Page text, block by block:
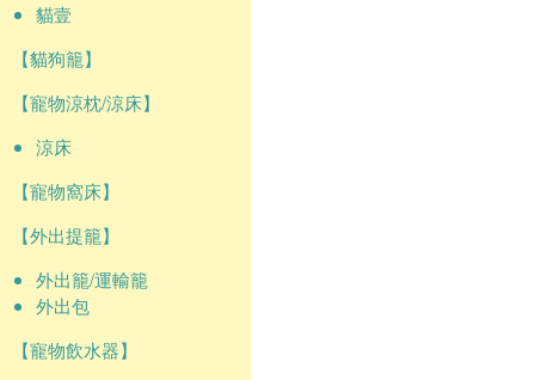
貓壹
【貓狗籠】
【寵物涼枕/涼床】
涼床
【寵物窩床】
【外出提籠】
外出籠/運輸籠
外出包
【寵物飲水器】